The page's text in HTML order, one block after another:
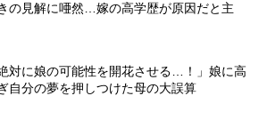
の見解に唖然…嫁の高学歴が原因だと主
絶対に娘の可能性を開花させる…！」娘に高
自分の夢を押しつけた母の大誤算